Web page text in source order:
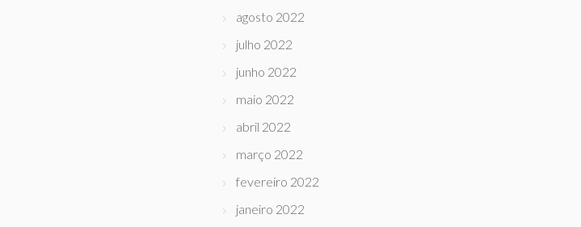
agosto 2022
julho 2022
junho 2022
maio 2022
abril 2022
março 2022
fevereiro 2022
janeiro 2022